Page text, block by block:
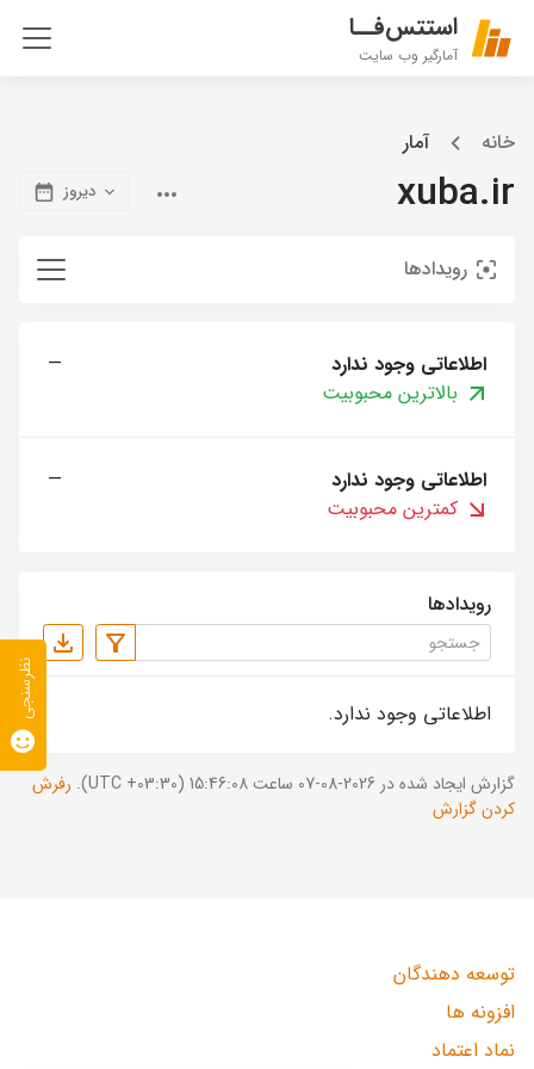
استتس‌فــا
آمارگیر وب سایت
خانه آمار
xuba.ir دیروز
رویدادها
اطلاعاتی وجود ندارد
—
بالاترین محبوبیت
اطلاعاتی وجود ندارد
—
کمترین محبوبیت
رویدادها
اطلاعاتی وجود ندارد.
گزارش ایجاد شده در 2026-08-07 ساعت 15:46:08 (UTC +03:30).
رفرش
کردن گزارش
توسعه دهندگان
افزونه ها
نماد اعتماد
نظرسنجی